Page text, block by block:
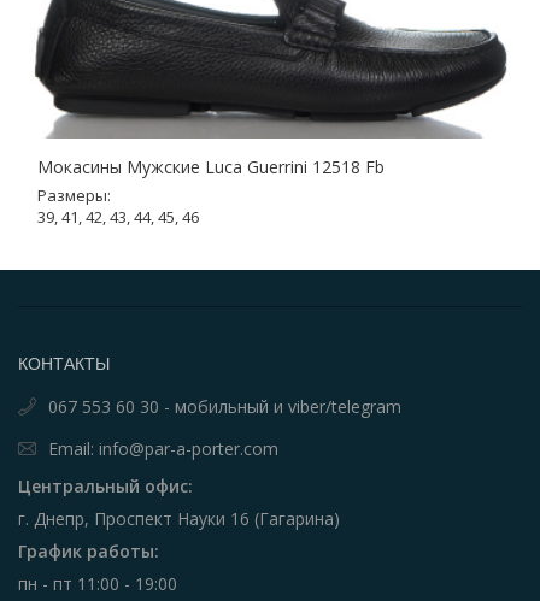
Мокасины Мужские Luca Guerrini 12518 Fb
Размеры:
39, 41, 42, 43, 44, 45, 46
КОНТАКТЫ
067 553 60 30 - мобильный и viber/telegram
Email: info@par-a-porter.com
Центральный офис:
г. Днепр, Проспект Науки 16 (Гагарина)
График работы:
пн - пт 11:00 - 19:00